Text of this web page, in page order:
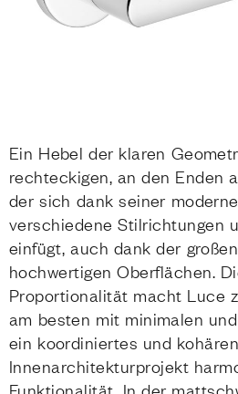
Ein Hebel der klaren
rechteckigen, an den Enden
der sich dank seiner
verschiedene Stilrichtungen
einfügt, auch dank der
hochwertigen Oberflächen.
Proportionalität macht Luce
am besten mit minimalen
ein koordiniertes und
Innenarchitekturprojekt
Funktionalität. In der